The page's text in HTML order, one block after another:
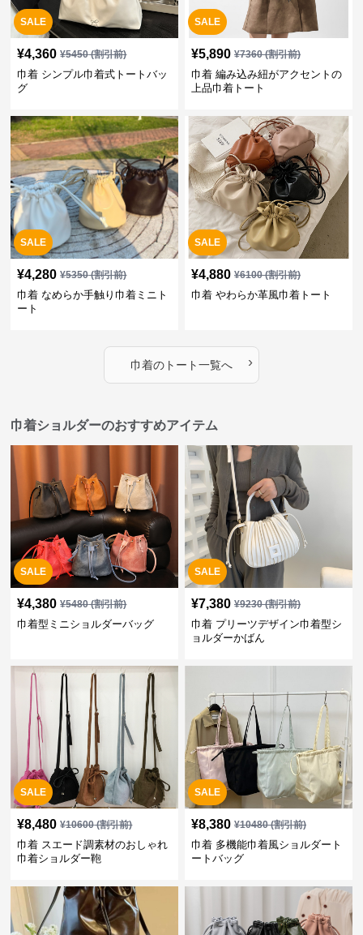
SALE
¥4,360 ¥5450(割引前)
巾着 シンプル巾着式トートバッ
グ
SALE
¥5,890 ¥7360(割引前)
巾着 編み込み紐がアクセントの
上品巾着トート
SALE
¥4,280 ¥5350(割引前)
巾着 なめらか手触り巾着ミニト
ート
SALE
¥4,880 ¥6100(割引前)
巾着 やわらか革風巾着トート
巾着のトート一覧へ ›
巾着ショルダーのおすすめアイテム
SALE
¥4,380 ¥5480(割引前)
巾着型ミニショルダーバッグ
SALE
¥7,380 ¥9230(割引前)
巾着 プリーツデザイン巾着型シ
ョルダーかばん
SALE
¥8,480 ¥10600(割引前)
巾着 スエード調素材のおしゃれ
巾着ショルダー鞄
SALE
¥8,380 ¥10480(割引前)
巾着 多機能巾着風ショルダート
ートバッグ